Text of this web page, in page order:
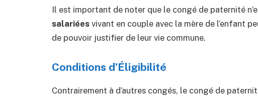
Il est important de noter que le congé de paternité
salariées vivant en couple avec la mère de l’enfant
de pouvoir justifier de leur vie commune.
Conditions d’Éligibilité
Contrairement à d’autres congés, le congé de